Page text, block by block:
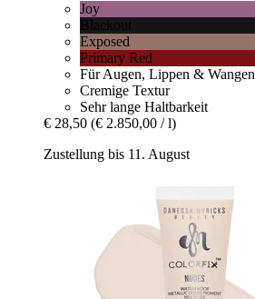
Joy
Blackout
Exposed
Primary Red
Für Augen, Lippen & Wangen
Cremige Textur
Sehr lange Haltbarkeit
€ 28,50 (€ 2.850,00 / l)
Zustellung bis 11. August